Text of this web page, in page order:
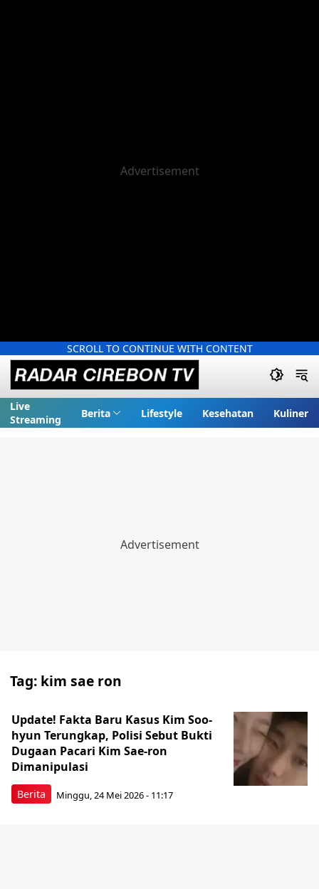
SCROLL TO CONTINUE WITH CONTENT
Live
Streaming
Berita Lifestyle Kesehatan Kuliner
Tag: kim sae ron
Berita
Update! Fakta Baru Kasus Kim Soo-
hyun Terungkap, Polisi Sebut Bukti
Dugaan Pacari Kim Sae-ron
Dimanipulasi
Minggu, 24 Mei 2026 - 11:17